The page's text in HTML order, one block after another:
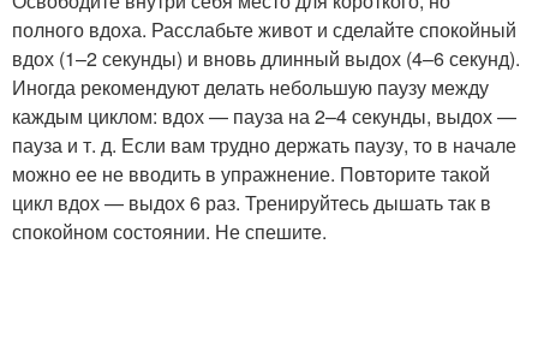
полного вдоха. Расслабьте живот и сделайте спокойный
вдох (1–2 секунды) и вновь длинный выдох (4–6 секунд).
Иногда рекомендуют делать небольшую паузу между
каждым циклом: вдох — пауза на 2–4 секунды, выдох —
пауза и т. д. Если вам трудно держать паузу, то в начале
можно ее не вводить в упражнение. Повторите такой
цикл вдох — выдох 6 раз. Тренируйтесь дышать так в
спокойном состоянии. Не спешите.